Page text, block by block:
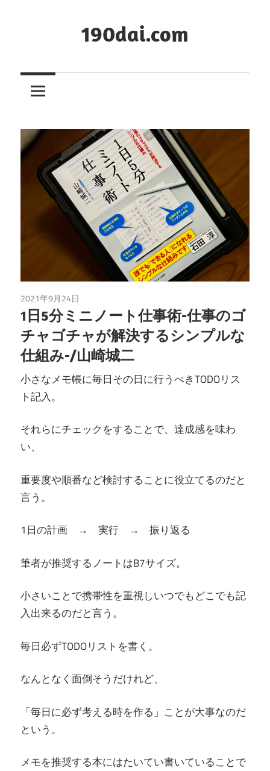
ツ
キ
ッ
プ
190dai.com
2021年9月24日
1日5分ミニノート仕事術-仕事のゴ
チャゴチャが解決するシンプルな
仕組み-/山崎城二
小さなメモ帳に毎日その日に行うべきTODOリス
ト記入。
それらにチェックをすることで、達成感を味わ
い、
重要度や順番など検討することに役立てるのだと
言う。
1日の計画 → 実行 → 振り返る
筆者が推奨するノートはB7サイズ。
小さいことで携帯性を重視しいつでもどこでも記
入出来るのだと言う。
毎日必ずTODOリストを書く。
なんとなく面倒そうだけれど、
「毎日に必ず考える時を作る」ことが大事なのだ
という。
メモを推奨する本にはたいてい書いていることで